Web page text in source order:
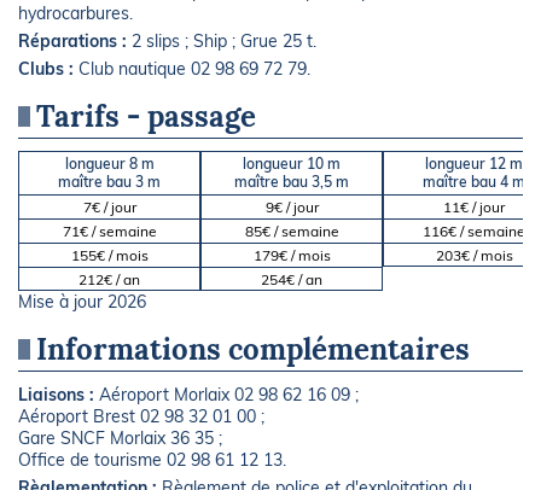
hydrocarbures.
Réparations : 2 slips ; Ship ; Grue 25 t.
Clubs : Club nautique 02 98 69 72 79.
Tarifs - passage
longueur 8 m
maître bau 3 m
7€ / jour
71€ / semaine
155€ / mois
212€ / an
longueur 10 m
maître bau 3,5 m
9€ / jour
85€ / semaine
179€ / mois
254€ / an
longueur 12 m
maître bau 4 m
11€ / jour
116€ / semaine
203€ / mois
Mise à jour 2026
Informations complémentaires
Liaisons : Aéroport Morlaix 02 98 62 16 09 ;
Aéroport Brest 02 98 32 01 00 ;
Gare SNCF Morlaix 36 35 ;
Office de tourisme 02 98 61 12 13.